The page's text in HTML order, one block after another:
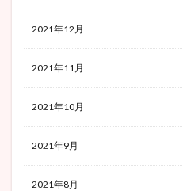
2021年12月
2021年11月
2021年10月
2021年9月
2021年8月